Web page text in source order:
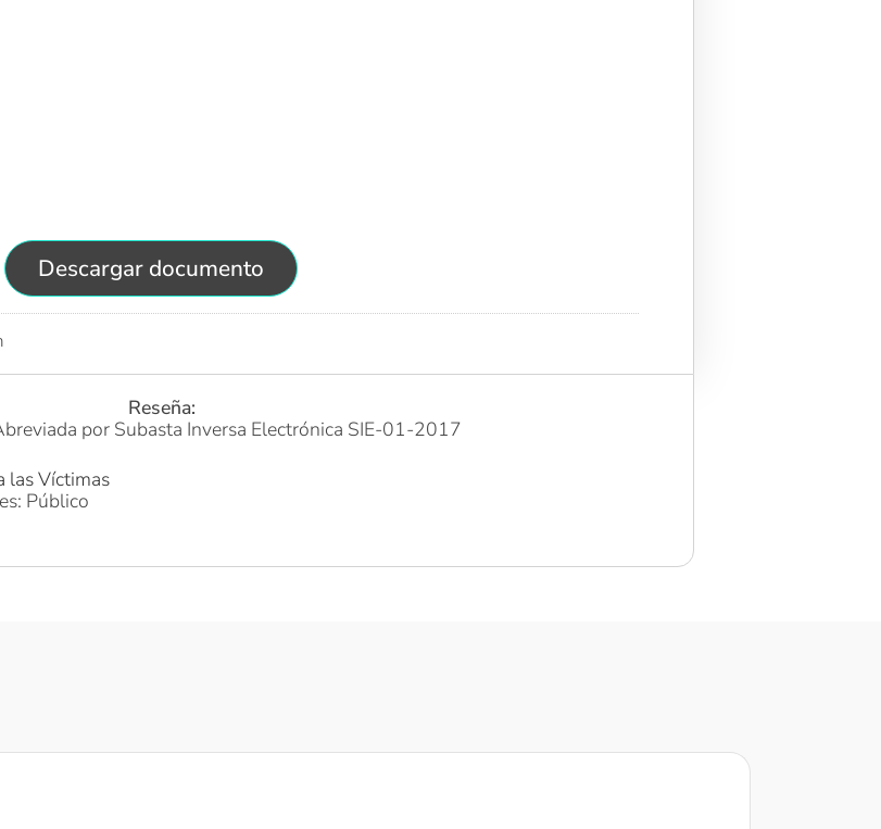
Descargar documento
Reseña:
por Subasta Inversa Electrónica SIE-01-2017
las Víctimas
Público